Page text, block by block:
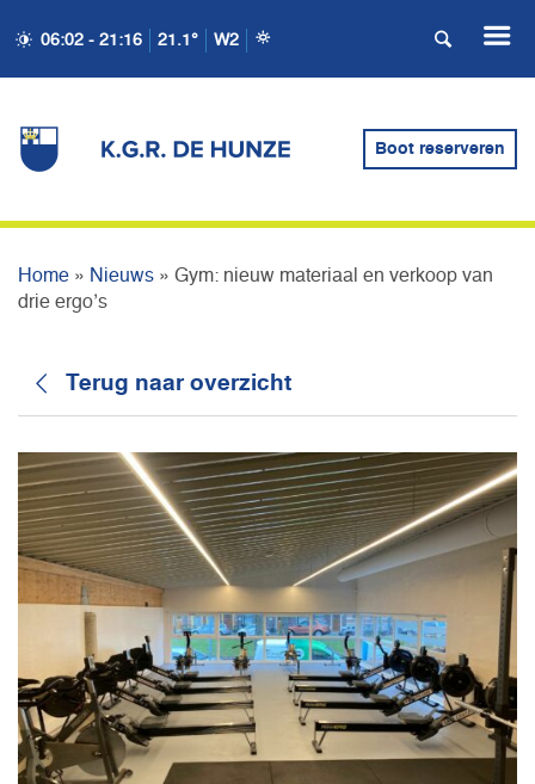
06:02 - 21:16 21.1° W2
Boot reserveren
EN VERKOOP VAN DRIE
Home » Nieuws » Gym: nieuw materiaal en verkoop van
drie ergo’s
Terug naar overzicht